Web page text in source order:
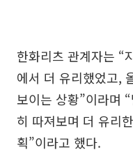
한화리츠 관계자는 “
에서 더 유리했었고,
보이는 상황”이라며
히 따져보며 더 유리
획”이라고 했다.